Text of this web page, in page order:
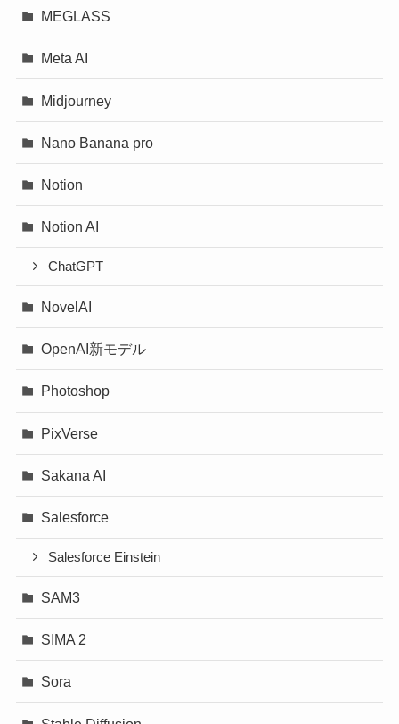
MEGLASS
Meta AI
Midjourney
Nano Banana pro
Notion
Notion AI
ChatGPT
NovelAI
OpenAI新モデル
Photoshop
PixVerse
Sakana AI
Salesforce
Salesforce Einstein
SAM3
SIMA 2
Sora